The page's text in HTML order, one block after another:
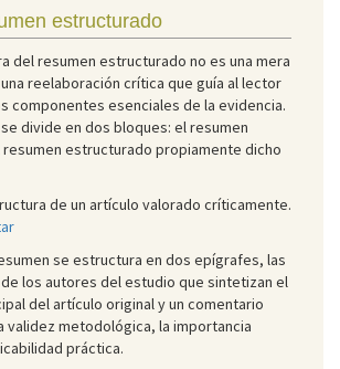
estructurado
del resumen estructurado no es una mera
reelaboración crítica que guía al lector
componentes esenciales de la evidencia.
divide en dos bloques: el resumen
resumen estructurado propiamente dicho
de un artículo valorado críticamente.
se estructura en dos epígrafes, las
los autores del estudio que sintetizan el
del artículo original y un comentario
validez metodológica, la importancia
práctica.